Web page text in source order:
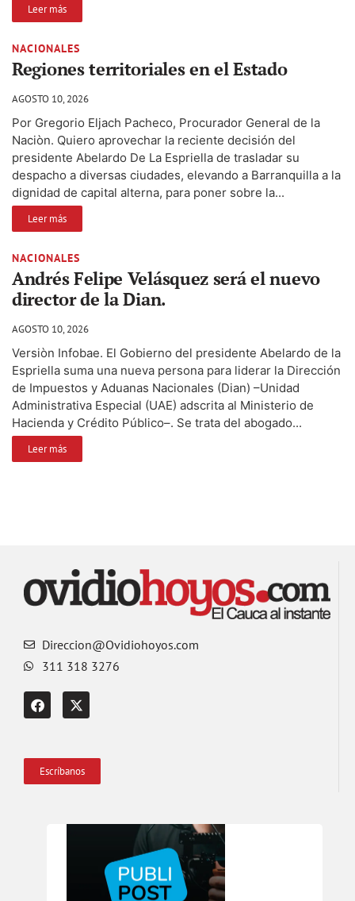
Leer más
NACIONALES
Regiones territoriales en el Estado
AGOSTO 10, 2026
Por Gregorio Eljach Pacheco, Procurador General de la
Naciòn. Quiero aprovechar la reciente decisión del
presidente Abelardo De La Espriella de trasladar su
despacho a diversas ciudades, elevando a Barranquilla a la
dignidad de capital alterna, para poner sobre la...
Leer más
NACIONALES
Andrés Felipe Velásquez será el nuevo
director de la Dian.
AGOSTO 10, 2026
Versiòn Infobae. El Gobierno del presidente Abelardo de la
Espriella suma una nueva persona para liderar la Dirección
de Impuestos y Aduanas Nacionales (Dian) –Unidad
Administrativa Especial (UAE) adscrita al Ministerio de
Hacienda y Crédito Público–. Se trata del abogado...
Leer más
Direccion@Ovidiohoyos.com
311 318 3276
Escríbanos